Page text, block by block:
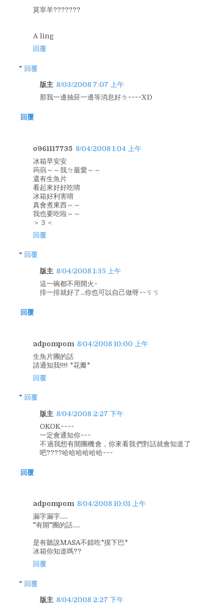
莫宰羊???????
A ling
回覆
回覆
版主 8/03/2008 7:07 上午
那我一邊抽菸一邊等消息好ㄌ~~~~XD
回覆
o961117735 8/04/2008 1:04 上午
冰箱早安安
蒟蒻～～我ㄉ最愛～～
還有生魚片
看起來好好吃唷
冰箱好利害唷
真會煮東西～～
我也要吃啦～～
＞３＜
回覆
回覆
版主 8/04/2008 1:35 上午
這一碗都不用開火~
排一排就好了...你也可以自己做呀~~ㄎㄎ
回覆
adpompom 8/04/2008 10:00 上午
生魚片團的話
請通知我!!!! *花瓣*
回覆
回覆
版主 8/04/2008 2:27 下午
OKOK~~~~
一定會通知你~~~
不過我想有開團機會，你來看我們對話就會知道了
吧????哈哈哈哈哈哈~~~
回覆
adpompom 8/04/2008 10:01 上午
漏字漏字.....
"有開"團的話.....
是有聽說MASA不錯吃*摸下巴*
冰箱你知道嗎??
回覆
回覆
版主 8/04/2008 2:27 下午